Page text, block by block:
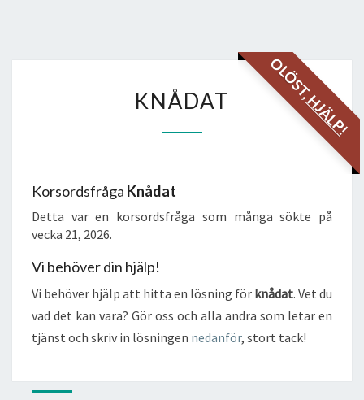
OLÖST,
HJÄLP!
KNÅDAT
Korsordsfråga Knådat
Detta var en korsordsfråga som många sökte på
vecka 21, 2026.
Vi behöver din hjälp!
Vi behöver hjälp att hitta en lösning för knådat. Vet du
vad det kan vara? Gör oss och alla andra som letar en
tjänst och skriv in lösningen nedanför, stort tack!